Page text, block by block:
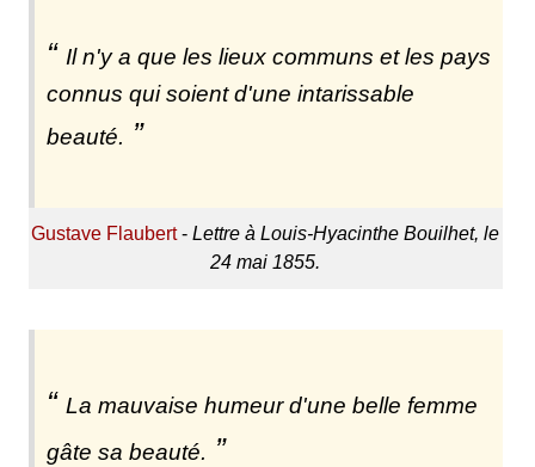
Il n'y a que les lieux communs et les pays
connus qui soient d'une intarissable
beauté.
Gustave Flaubert-Lettre à Louis-Hyacinthe Bouilhet, le
24 mai 1855.
La mauvaise humeur d'une belle femme
gâte sa beauté.